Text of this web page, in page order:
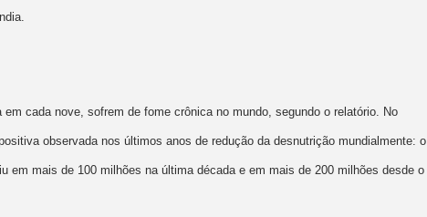
cada nove, sofrem de fome crônica no mundo, segundo o relatório. No
observada nos últimos anos de redução da desnutrição mundialmente: o
em mais de 100 milhões na última década e em mais de 200 milhões desde o